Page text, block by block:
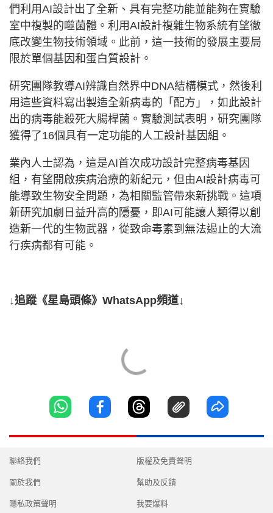
們利用AI設計出了全新、具有完整功能並能夠在實驗
室中複製的噬菌體。利用AI設計複雜生物系統有望徹
底改變生物技術領域。此前，這一技術的發展主要局
限於單個基因和蛋白質設計。
研究團隊教導AI辨識自然界中DNA結構模式，然後利
用這些資料寫出製造全新病毒的「配方」，如此設計
出的病毒能殺死大腸桿菌。實驗測試表明，研究團隊
獲得了16個具有一定功能的人工設計基因組。
業內人士認為，這是AI首次成功設計完整病毒基因
組，有望開啟疾病治療的新紀元，但由AI設計病毒可
能導致生物安全問題，為相關監管帶來新挑戰。這項
新研究加劇日益升高的隱憂，即AI可能讓人類得以創
造新一代的生物武器，從致命毒素到無法遏止的大流
行疾病都有可能。
↓追蹤《星島頭條》WhatsApp頻道↓
聯絡我們
關於我們
隱私政策聲明
版權及免責聲明
幫助及反饋
我要爆料